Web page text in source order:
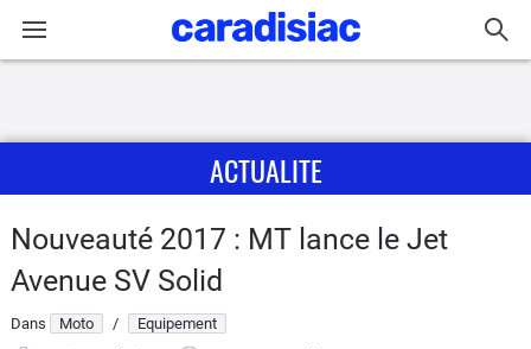
Actu
Essais
ACTUALITE
Nouveauté 2017 : MT lance le Jet
Avenue SV Solid
Dans Moto /
Equipement